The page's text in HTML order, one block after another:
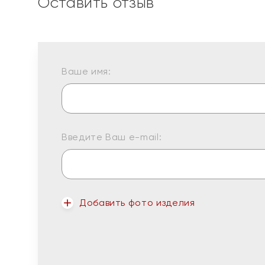
Ваше имя:
Введите Ваш e-mail:
Добавить фото изделия